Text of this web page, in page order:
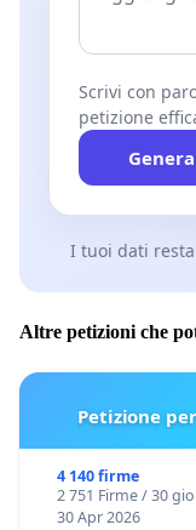
Scrivi con
petizione
I tuoi dati
Altre petizioni che
Petizione
4 140 firme
2 751 Firme / 30
30 Apr 2026